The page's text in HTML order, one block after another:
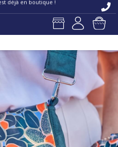
déjà en boutique !